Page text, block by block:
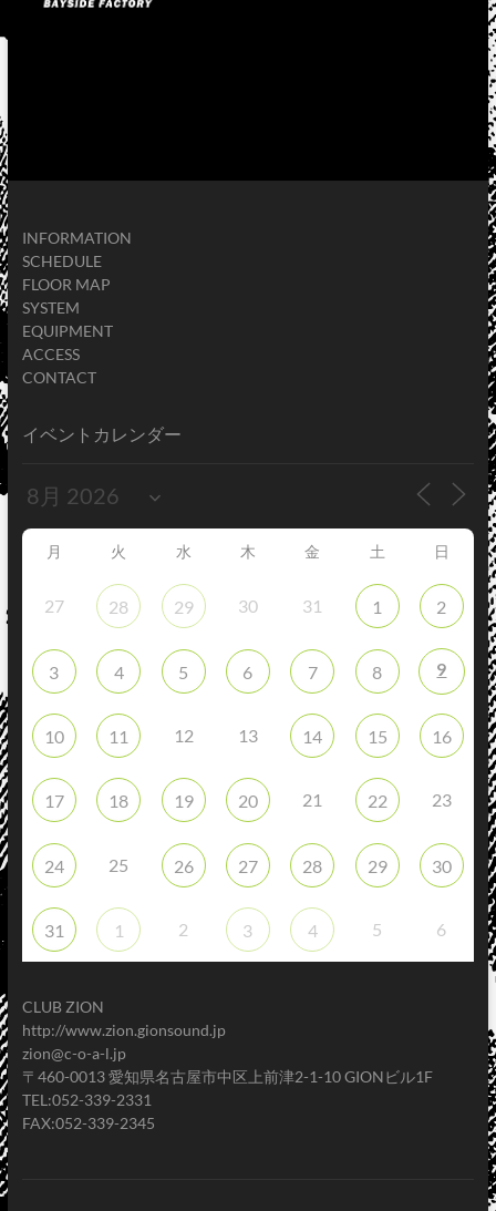
INFORMATION
SCHEDULE
FLOOR MAP
SYSTEM
EQUIPMENT
ACCESS
CONTACT
イベントカレンダー
月 火 水 木 金 土 日
27 28 29 30 31 1 2
3 4 5 6 7 8 9
10 11 12 13 14 15 16
17 18 19 20 21 22 23
24 25 26 27 28 29 30
31 1 2 3 4 5 6
CLUB ZION
http://www.zion.gionsound.jp
zion@c-o-a-l.jp
〒460-0013 愛知県名古屋市中区上前津2-1-10 GIONビル1F
TEL:052-339-2331
FAX:052-339-2345